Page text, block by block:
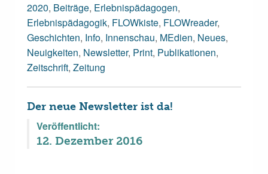
2020, Beiträge, Erlebnispädagogen,
Erlebnispädagogik, FLOWkiste, FLOWreader,
Geschichten, Info, Innenschau, MEdien, Neues,
Neuigkeiten, Newsletter, Print, Publikationen,
Zeitschrift, Zeitung
Der neue Newsletter ist da!
Veröffentlicht:
12. Dezember 2016